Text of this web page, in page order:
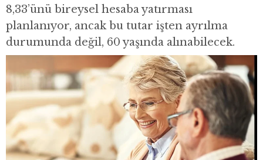
8,33’ünü bireysel hesaba yatırması
planlanıyor, ancak bu tutar işten ayrılma
durumunda değil, 60 yaşında alınabilecek.